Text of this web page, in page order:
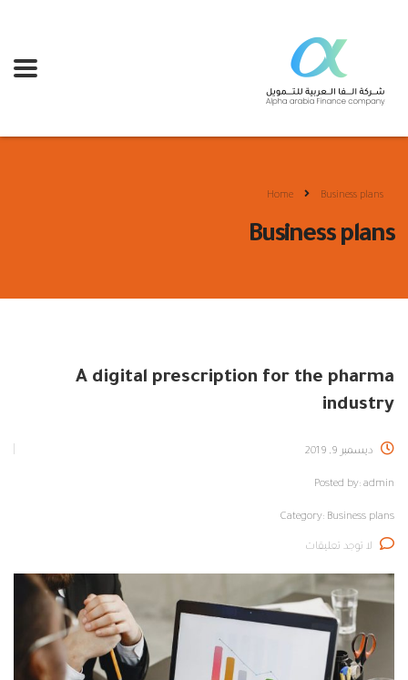
Home Business plans
Business plans
A digital prescription for the pharma
industry
ديسمبر 9, 2019
Posted by: admin
Category: Business plans
لا توجد تعليقات